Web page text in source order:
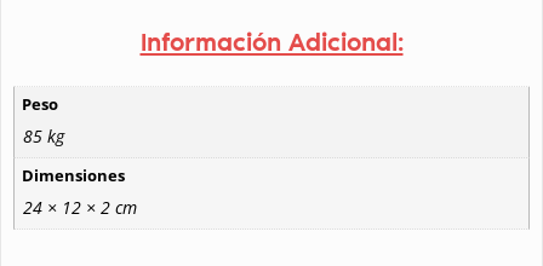
Información Adicional:
Peso
85 kg
Dimensiones
24 × 12 × 2 cm